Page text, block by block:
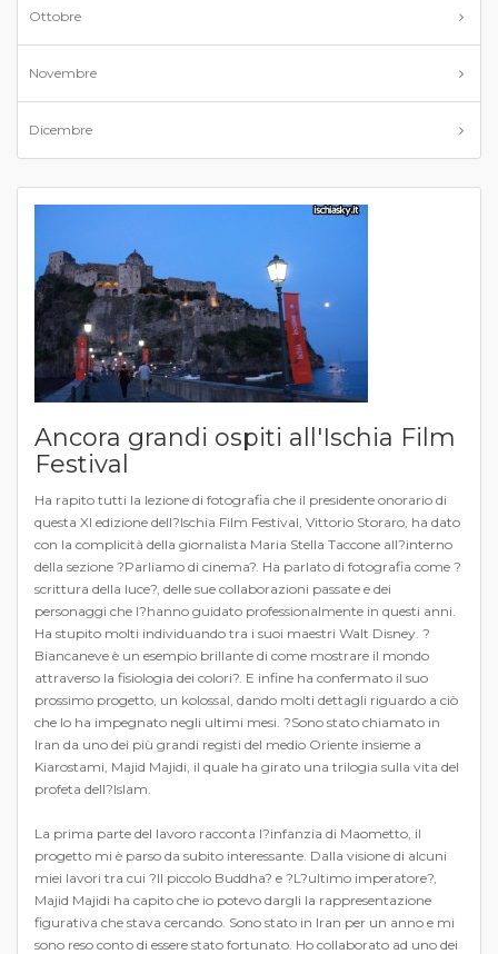
Ottobre
Novembre
Dicembre
Ancora grandi ospiti all'Ischia Film
Festival
Ha rapito tutti la lezione di fotografia che il presidente onorario di
questa XI edizione dell?Ischia Film Festival, Vittorio Storaro, ha dato
con la complicità della giornalista Maria Stella Taccone all?interno
della sezione ?Parliamo di cinema?. Ha parlato di fotografia come ?
scrittura della luce?, delle sue collaborazioni passate e dei
personaggi che l?hanno guidato professionalmente in questi anni.
Ha stupito molti individuando tra i suoi maestri Walt Disney. ?
Biancaneve è un esempio brillante di come mostrare il mondo
attraverso la fisiologia dei colori?. E infine ha confermato il suo
prossimo progetto, un kolossal, dando molti dettagli riguardo a ciò
che lo ha impegnato negli ultimi mesi. ?Sono stato chiamato in
Iran da uno dei più grandi registi del medio Oriente insieme a
Kiarostami, Majid Majidi, il quale ha girato una trilogia sulla vita del
profeta dell?Islam.
La prima parte del lavoro racconta l?infanzia di Maometto, il
progetto mi è parso da subito interessante. Dalla visione di alcuni
miei lavori tra cui ?Il piccolo Buddha? e ?L?ultimo imperatore?,
Majid Majidi ha capito che io potevo dargli la rappresentazione
figurativa che stava cercando. Sono stato in Iran per un anno e mi
sono reso conto di essere stato fortunato. Ho collaborato ad uno dei